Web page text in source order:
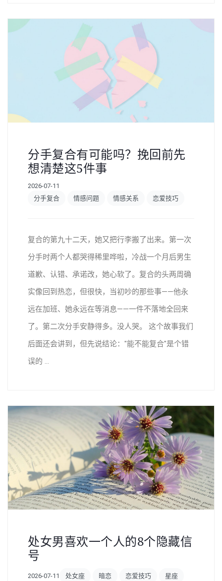
分手复合有可能吗？挽回前先
想清楚这5件事
2026-07-11
分手复合
情感问题 情感关系 恋爱技巧
复合的第九十二天，她又把行李搬了出来。第一次
分手时两个人都哭得稀里哗啦，冷战一个月后男生
道歉、认错、承诺改，她心软了。复合的头两周确
实像回到热恋，但很快，当初吵的那些事——他永
远在加班、她永远在等消息——一件不落地全回来
了。第二次分手安静得多。没人哭。 这个故事我们
后面还会讲到，但先说结论："能不能复合"是个错
误的 ...
处女男喜欢一个人的8个隐藏信
号
2026-07-11 处女座 暗恋 恋爱技巧 星座